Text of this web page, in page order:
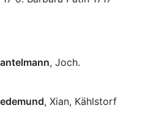
, Joch.
, Xian, Kählstorf